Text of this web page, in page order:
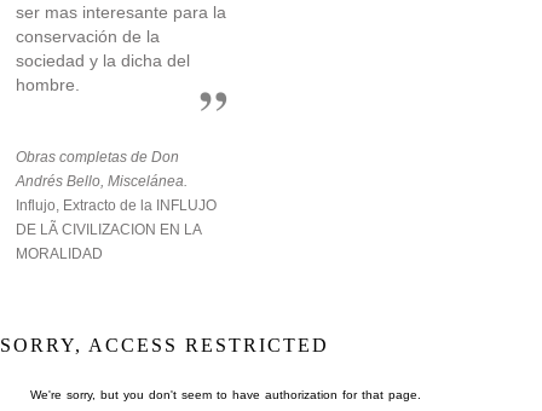
ser mas interesante para la
conservación de la
sociedad y la dicha del
hombre.
Obras completas de Don
Andrés Bello, Miscelánea.
Influjo, Extracto de la INFLUJO
DE LÃ CIVILIZACION EN LA
MORALIDAD
SORRY, ACCESS RESTRICTED
We're sorry, but you don't seem to have authorization for that page.